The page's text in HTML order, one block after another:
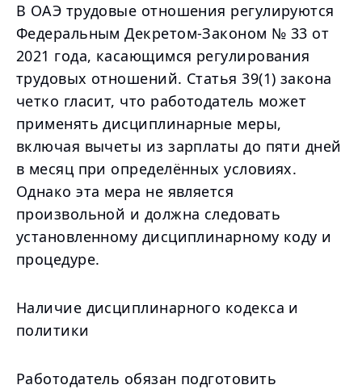
В ОАЭ трудовые отношения регулируются
Федеральным Декретом-Законом № 33 от
2021 года, касающимся регулирования
трудовых отношений. Статья 39(1) закона
четко гласит, что работодатель может
применять дисциплинарные меры,
включая вычеты из зарплаты до пяти дней
в месяц при определённых условиях.
Однако эта мера не является
произвольной и должна следовать
установленному дисциплинарному коду и
процедуре.
Наличие дисциплинарного кодекса и
политики
Работодатель обязан подготовить